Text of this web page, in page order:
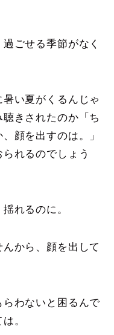
ごせる季節がなく
い夏がくるんじゃ
きされたのか「ち
顔を出すのは。」
れるのでしょう
れるのに。
から、顔を出して
わないと困るんで
。